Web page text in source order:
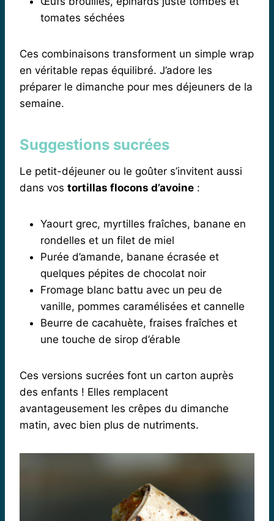
tomates séchées
Ces combinaisons transforment un simple wrap
en véritable repas équilibré. J’adore les
préparer le dimanche pour mes déjeuners de la
semaine.
Suggestions sucrées
Le petit-déjeuner ou le goûter s’invitent aussi
dans vos tortillas flocons d’avoine :
Yaourt grec, myrtilles fraîches, banane en
rondelles et un filet de miel
Purée d’amande, banane écrasée et
quelques pépites de chocolat noir
Fromage blanc battu avec un peu de
vanille, pommes caramélisées et cannelle
Beurre de cacahuète, fraises fraîches et
une touche de sirop d’érable
Ces versions sucrées font un carton auprès
des enfants ! Elles remplacent
avantageusement les crêpes du dimanche
matin, avec bien plus de nutriments.